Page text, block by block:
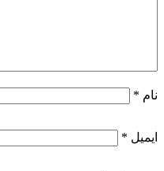
نام *
ایمیل *